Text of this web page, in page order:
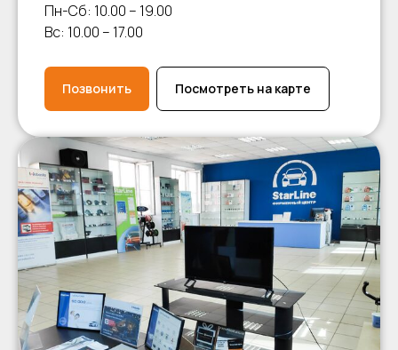
Пн-Сб: 10.00 – 19.00
Вс: 10.00 – 17.00
Позвонить Посмотреть на карте